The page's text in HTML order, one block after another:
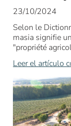
23/10/2024
Selon le
masia signifie
"propriété
Leer el artículo